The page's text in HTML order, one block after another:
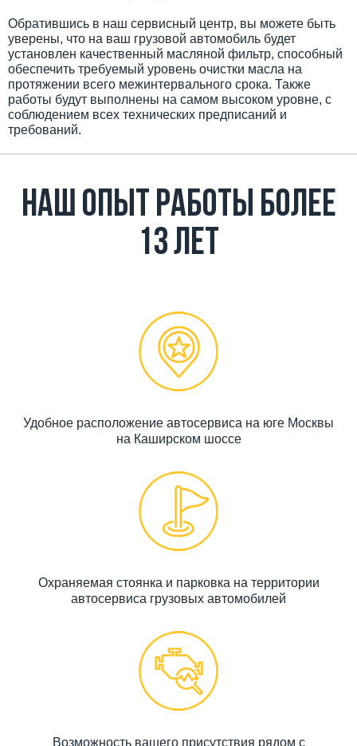
Обратившись в наш сервисный центр, вы можете быть
уверены, что на ваш грузовой автомобиль будет
установлен качественный масляной фильтр, способный
обеспечить требуемый уровень очистки масла на
протяжении всего межинтервального срока. Также
работы будут выполнены на самом высоком уровне, с
соблюдением всех технических предписаний и
требований.
Наш Опыт работы более
13 лет
Удобное расположение автосервиса на юге Москвы
на Каширском шоссе
Охраняемая стоянка и парковка на территории
автосервиса грузовых автомобилей
Возможность вашего присутствия рядом с